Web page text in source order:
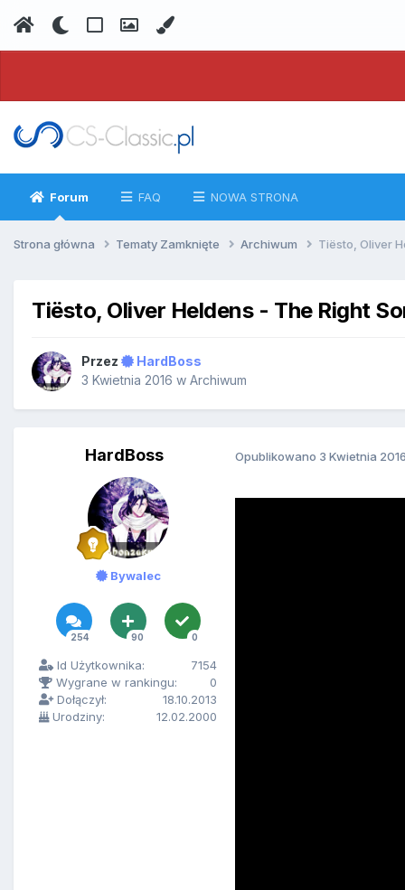
Forum FAQ NOWA STRONA
Strona główna Tematy Zamknięte Archiwum Tiësto, Oliver
Tiësto, Oliver Heldens - The Right
Przez
HardBoss
3 Kwietnia 2016 w Archiwum
HardBoss
Bywalec
254 90 0
Id Użytkownika:
7154
Wygrane w rankingu:
0
Dołączył:
18.10.2013
Urodziny:
12.02.2000
Opublikowano 3 Kwietnia